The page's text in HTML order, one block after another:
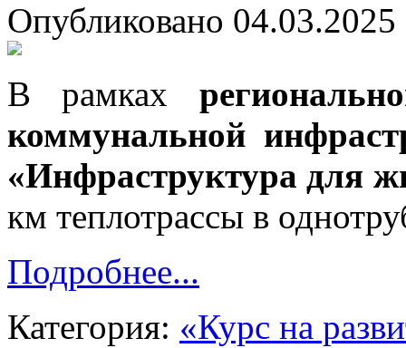
Опубликовано
В рамках
коммунальной
«Инфраструктура для
км теплотрассы в
Подробнее...
Категория: «Курс на